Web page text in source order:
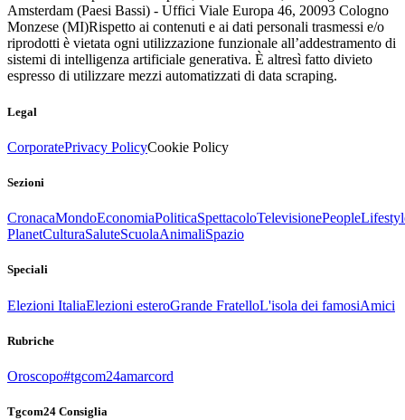
Amsterdam (Paesi Bassi) - Uffici Viale Europa 46, 20093 Cologno
Monzese (MI)Rispetto ai contenuti e ai dati personali trasmessi e/o
riprodotti è vietata ogni utilizzazione funzionale all’addestramento di
sistemi di intelligenza artificiale generativa. È altresì fatto divieto
espresso di utilizzare mezzi automatizzati di data scraping.
Legal
CorporatePrivacy PolicyCookie Policy
Sezioni
CronacaMondoEconomiaPoliticaSpettacoloTelevisionePeople
PlanetCulturaSaluteScuolaAnimaliSpazio
Speciali
Elezioni ItaliaElezioni esteroGrande FratelloL'isola dei famosiAmici
Rubriche
Oroscopo#tgcom24amarcord
Tgcom24 Consiglia